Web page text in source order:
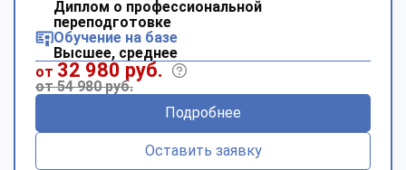
Диплом о профессиональной
переподготовке
Обучение на базе
Высшее, среднее
от 32 980 руб.
от 54 980 руб.
Подробнее
Оставить заявку